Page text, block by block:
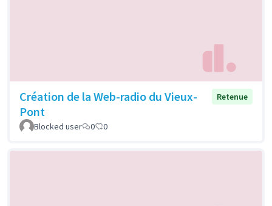
Création de la Web-radio du Vieux-
Pont
Retenue
Blocked user 0 0